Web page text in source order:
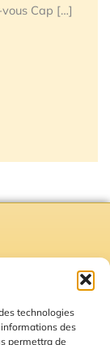
technologies
des
permettra de
Cap […]
site